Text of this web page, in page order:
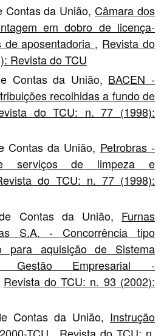
Contas da União,Câmara dos
em dobro de licença-
aposentadoria , Revista do
Revista do TCU
Contas da União, BACEN -
recolhidas a fundo de
do TCU: n. 77 (1998):
Contas da União, Petrobras -
serviços de limpeza e
do TCU: n. 77 (1998):
Contas da União, Furnas
S.A. - Concorrência tipo
para aquisição de Sistema
Gestão Empresarial -
Revista do TCU: n. 93 (2002):
Contas da União, Instrução